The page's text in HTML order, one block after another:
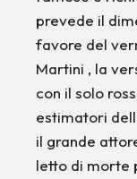
prevede il
favore del
Martini , la
con il solo
estimatori
il grande
letto di morte